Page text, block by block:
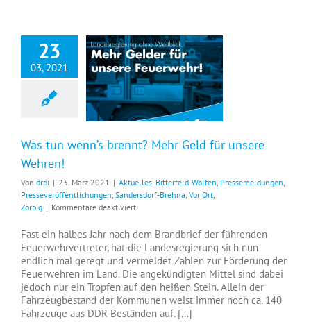
23
03, 2021
Was tun wenn’s brennt? Mehr Geld für unsere
Wehren!
Von droi | 23. März 2021 | Aktuelles, Bitterfeld-Wolfen, Pressemeldungen,
Presseveröffentlichungen, Sandersdorf-Brehna, Vor Ort,
Zörbig | Kommentare deaktiviertfür
tun
wenn’s
brennt?
Geld
für
unsere
Wehren!
Fast ein halbes Jahr nach dem Brandbrief der führenden
Feuerwehrvertreter, hat die Landesregierung sich nun
endlich mal geregt und vermeldet Zahlen zur Förderung der
Feuerwehren im Land. Die angekündigten Mittel sind dabei
jedoch nur ein Tropfen auf den heißen Stein. Allein der
Fahrzeugbestand der Kommunen weist immer noch ca. 140
Fahrzeuge aus DDR-Beständen auf. [...]